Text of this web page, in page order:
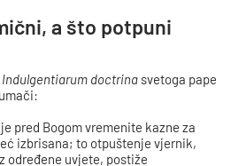
a što potpuni
Indulgentiarum doctrina svetoga pape
pred Bogom vremenite kazne za
izbrisana; to otpuštenje vjernik,
određene uvjete, postiže